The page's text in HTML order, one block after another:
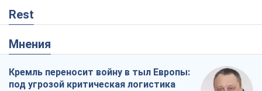
Rest
Мнения
Кремль переносит войну в тыл Европы:
под угрозой критическая логистика